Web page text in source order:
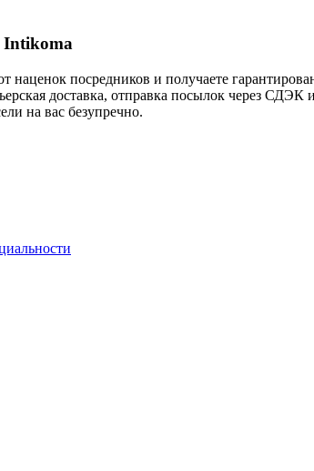
Intikoma
посредников и получаете
доставка, отправка посылок через
на вас безупречно.